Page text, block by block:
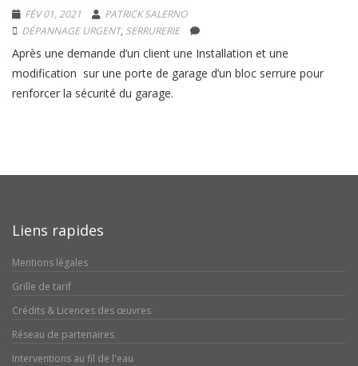
FÉV 01, 2021
PATRICK SALERNO
DÉPANNAGE URGENT, SERRURERIE
Après une demande d’un client une Installation et une
modification sur une porte de garage d’un bloc serrure pour
renforcer la sécurité du garage.
Liens rapides
Mentions légales
Grille de tarif
Crédits & Licences des œuvres
Réseau de partenaires
Interventions au fil de l'eau